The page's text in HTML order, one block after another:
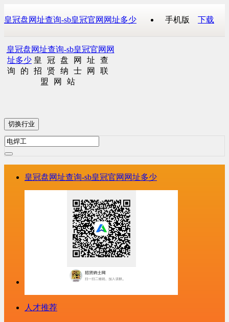
皇冠盘网址查询-sb皇冠官网网址多少 手机版 下载
皇冠盘网址查询-sb皇冠官网网
址多少 皇冠盘网址查
询的招贤纳士网联
盟网站
切换行业
皇冠盘网址查询-sb皇冠官网网址多少
人才推荐